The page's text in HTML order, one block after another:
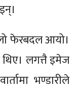
फेरबदल आयो।
लगत्तै इमेज
भण्डारीले